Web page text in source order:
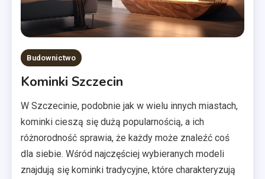
Budownictwo
Kominki Szczecin
W Szczecinie, podobnie jak w wielu innych miastach,
kominki cieszą się dużą popularnością, a ich
różnorodność sprawia, że każdy może znaleźć coś
dla siebie. Wśród najczęściej wybieranych modeli
znajdują się kominki tradycyjne, które charakteryzują